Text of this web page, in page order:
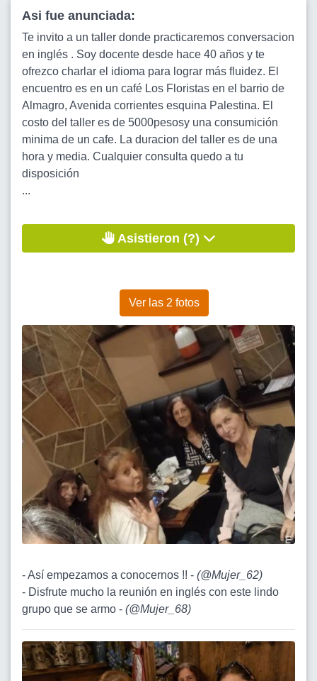
Asi fue anunciada:
Te invito a un taller donde practicaremos conversacion
en inglés . Soy docente desde hace 40 años y te
ofrezco charlar el idioma para lograr más fluidez. El
encuentro es en un café Los Floristas en el barrio de
Almagro, Avenida corrientes esquina Palestina. El
costo del taller es de 5000pesosy una consumición
minima de un cafe. La duracion del taller es de una
hora y media. Cualquier consulta quedo a tu
disposición
...
Asistieron (?)
Ver las 2 fotos
- Así empezamos a conocernos !! - (@Mujer_62)
- Disfrute mucho la reunión en inglés con este lindo
grupo que se armo - (@Mujer_68)